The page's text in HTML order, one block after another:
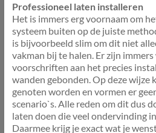
Professioneel laten installeren
Het is immers erg voornaam om
systeem buiten op de juiste
is bijvoorbeeld slim om dit niet
vakman bij te halen. Er zijn
voorschriften aan het precies
wanden gebonden. Op deze wijze
genoten worden en vormen er
scenario`s. Alle reden om dit dus
laten doen die veel ondervinding
Daarmee krijg je exact wat je